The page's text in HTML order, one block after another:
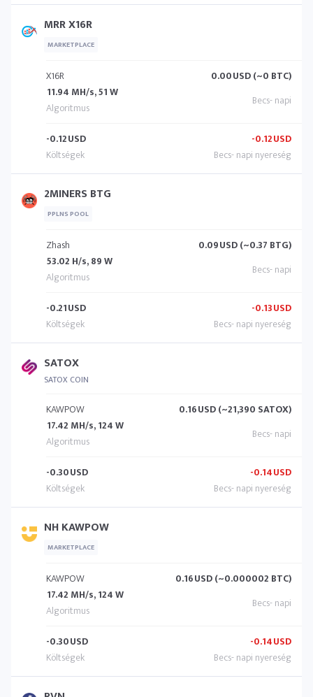
MRR X16R
MARKETPLACE
X16R
11.94 MH/s, 51 W
0.00USD (~0 BTC)
-0.12USD -0.12USD
2MINERS BTG
PPLNS POOL
Zhash
53.02 H/s, 89 W
0.09USD (~0.37 BTG)
-0.21USD -0.13USD
SATOX
SATOX COIN
KAWPOW
17.42 MH/s, 124 W
0.16USD (~21,390 SATOX)
-0.30USD -0.14USD
NH KAWPOW
MARKETPLACE
KAWPOW
17.42 MH/s, 124 W
0.16USD (~0.000002 BTC)
-0.30USD -0.14USD